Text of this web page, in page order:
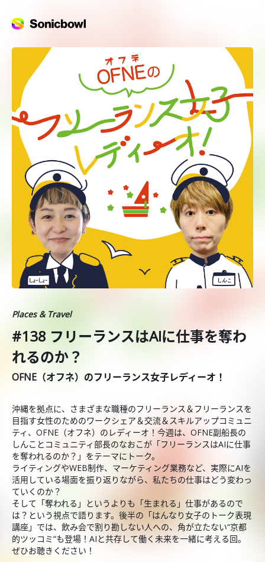
Places & Travel
#138 フリーランスはAIに仕事を奪わ
れるのか？
OFNE（オフネ）のフリーランス女子レディーオ！
沖縄を拠点に、さまざまな職種のフリーランス＆フリーランスを
目指す女性のためのワークシェア＆交流＆スキルアップコミュニ
ティ、OFNE（オフネ）のレディーオ！今週は、OFNE副船長の
しんことコミュニティ部長のなおこが「フリーランスはAIに仕事
を奪われるのか？」をテーマにトーク。
ライティングやWEB制作、マーケティング業務など、実際にAIを
活用している場面を振り返りながら、私たちの仕事はどう変わっ
ていくのか？
そして「奪われる」というよりも「生まれる」仕事があるので
は？という視点で語ります。後半の「はんなり女子のトーク表現
講座」では、飲み会で割り勘しない人への、角が立たない“京都
的ツッコミ“も登場！AIと共存して働く未来を一緒に考える回。
ぜひお聴きください！